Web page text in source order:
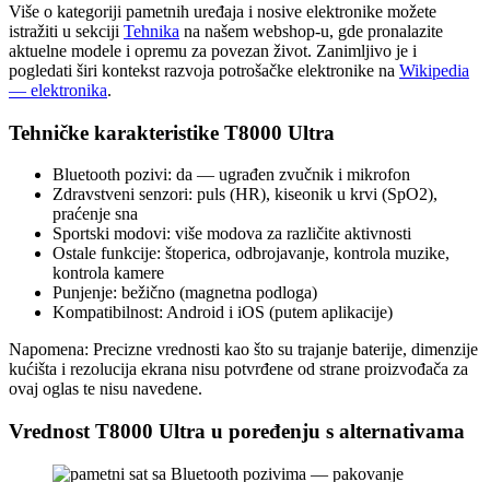
Više o kategoriji pametnih uređaja i nosive elektronike možete
istražiti u sekciji Tehnika na našem webshop-u, gde pronalazite
aktuelne modele i opremu za povezan život. Zanimljivo je i
pogledati širi kontekst razvoja potrošačke elektronike na Wikipedia
— elektronika.
Tehničke karakteristike T8000 Ultra
Bluetooth pozivi: da — ugrađen zvučnik i mikrofon
Zdravstveni senzori: puls (HR), kiseonik u krvi (SpO2),
praćenje sna
Sportski modovi: više modova za različite aktivnosti
Ostale funkcije: štoperica, odbrojavanje, kontrola muzike,
kontrola kamere
Punjenje: bežično (magnetna podloga)
Kompatibilnost: Android i iOS (putem aplikacije)
Napomena: Precizne vrednosti kao što su trajanje baterije, dimenzije
kućišta i rezolucija ekrana nisu potvrđene od strane proizvođača za
ovaj oglas te nisu navedene.
Vrednost T8000 Ultra u poređenju s alternativama